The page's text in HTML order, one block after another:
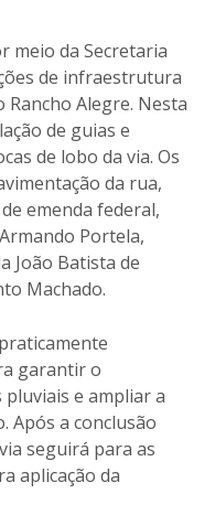
meio da Secretaria
de infraestrutura
Alegre. Nesta
de guias e
de lobo da via. Os
da rua,
emenda federal,
Portela,
João Batista de
Machado.
garantir o
e ampliar a
Após a conclusão
seguirá para as
aplicação da